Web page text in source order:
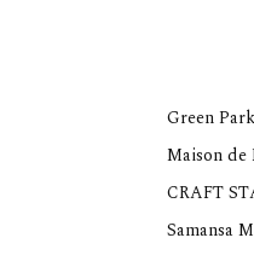
Green
Maison de
CRAFT
Samansa